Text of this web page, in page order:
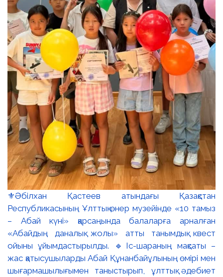
⚜️Әбілхан Қастеев атындағы Қазақстан
Республикасының Ұлттық өнер музейінде «10 тамыз
– Абай күні» қарсаңында балаларға арналған
«Абайдың даналық жолы» атты танымдық квест
ойыны ұйымдастырылды. 🔹Іс-шараның мақсаты –
жас қатысушыларды Абай Құнанбайұлының өмірі мен
шығармашылығымен таныстырып, ұлттық әдебиет